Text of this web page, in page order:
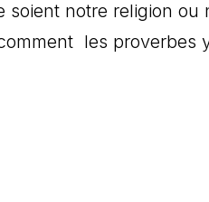
soient notre religion ou
les proverbes